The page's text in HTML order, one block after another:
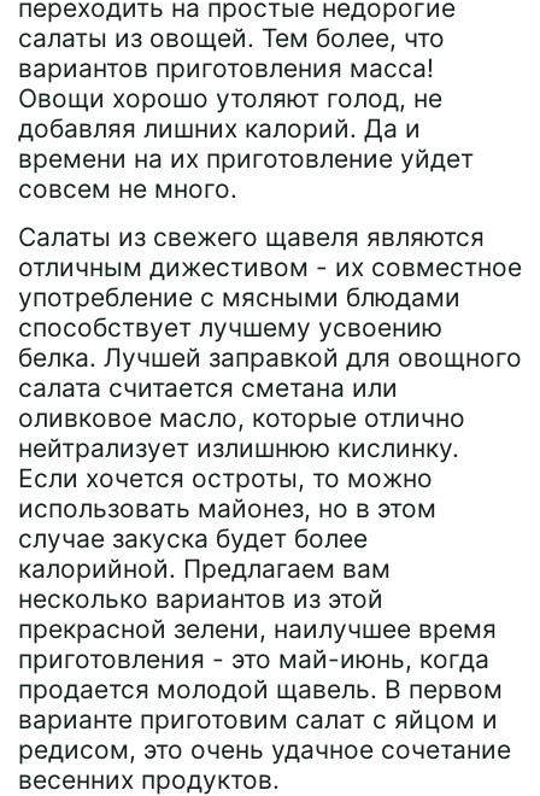
переходить на простые недорогие
салаты из овощей. Тем более, что
вариантов приготовления масса!
Овощи хорошо утоляют голод, не
добавляя лишних калорий. Да и
времени на их приготовление уйдет
совсем не много.
Салаты из свежего щавеля являются
отличным дижестивом - их совместное
употребление с мясными блюдами
способствует лучшему усвоению
белка. Лучшей заправкой для овощного
салата считается сметана или
оливковое масло, которые отлично
нейтрализует излишнюю кислинку.
Если хочется остроты, то можно
использовать майонез, но в этом
случае закуска будет более
калорийной. Предлагаем вам
несколько вариантов из этой
прекрасной зелени, наилучшее время
приготовления - это май-июнь, когда
продается молодой щавель. В первом
варианте приготовим салат с яйцом и
редисом, это очень удачное сочетание
весенних продуктов.